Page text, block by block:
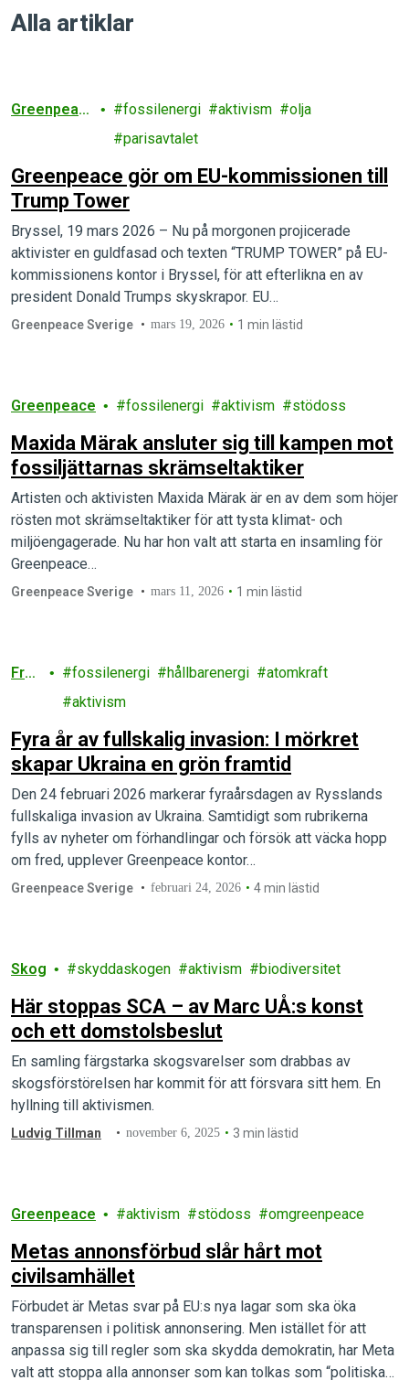
Alla artiklar
Greenpeac
fossilenergi aktivism
olja
parisavtalet
Greenpeace gör om EU-kommissionen till
Trump Tower
Bryssel, 19 mars 2026 – Nu på morgonen projicerade
aktivister en guldfasad och texten “TRUMP TOWER” på EU-
kommissionens kontor i Bryssel, för att efterlikna en av
president Donald Trumps skyskrapor. EU…
Greenpeace Sverige mars 19, 2026 1 min lästid
Greenpeace fossilenergi aktivism stödoss
Maxida Märak ansluter sig till kampen mot
fossiljättarnas skrämseltaktiker
Artisten och aktivisten Maxida Märak är en av dem som höjer
rösten mot skrämseltaktiker för att tysta klimat- och
miljöengagerade. Nu har hon valt att starta en insamling för
Greenpeace…
Greenpeace Sverige mars 11, 2026 1 min lästid
Fre
fossilenergi hållbarenergi
atomkraft
aktivism
Fyra år av fullskalig invasion: I mörkret
skapar Ukraina en grön framtid
Den 24 februari 2026 markerar fyraårsdagen av Rysslands
fullskaliga invasion av Ukraina. Samtidigt som rubrikerna
fylls av nyheter om förhandlingar och försök att väcka hopp
om fred, upplever Greenpeace kontor…
Greenpeace Sverige februari 24, 2026 4 min lästid
Skog skyddaskogen aktivism biodiversitet
Här stoppas SCA – av Marc UÅ:s konst
och ett domstolsbeslut
En samling färgstarka skogsvarelser som drabbas av
skogsförstörelsen har kommit för att försvara sitt hem. En
hyllning till aktivismen.
Ludvig Tillman november 6, 2025 3 min lästid
Greenpeace aktivism stödoss omgreenpeace
Metas annonsförbud slår hårt mot
civilsamhället
Förbudet är Metas svar på EU:s nya lagar som ska öka
transparensen i politisk annonsering. Men istället för att
anpassa sig till regler som ska skydda demokratin, har Meta
valt att stoppa alla annonser som kan tolkas som “politiska”